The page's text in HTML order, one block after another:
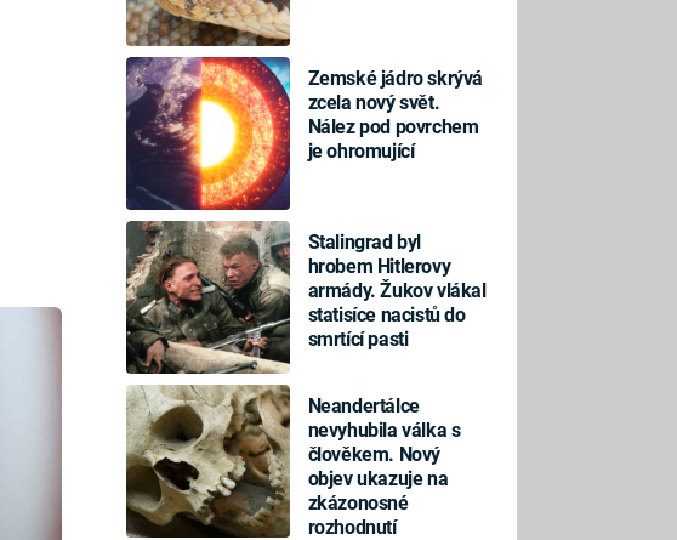
Zemské jádro skrývá
zcela nový svět.
Nález pod povrchem
je ohromující
Stalingrad byl
hrobem Hitlerovy
armády. Žukov vlákal
statisíce nacistů do
smrtící pasti
Neandertálce
nevyhubila válka s
člověkem. Nový
objev ukazuje na
zkázonosné
rozhodnutí